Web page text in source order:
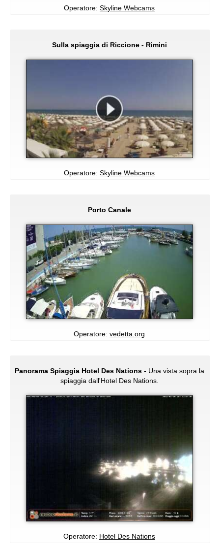
Operatore: Skyline Webcams
Sulla spiaggia di Riccione - Rimini
Operatore: Skyline Webcams
Porto Canale
Operatore: vedetta.org
Panorama Spiaggia Hotel Des Nations- Una vista sopra la
spiaggia dall'Hotel Des Nations.
Operatore: Hotel Des Nations